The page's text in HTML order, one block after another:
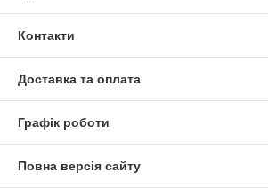
Контакти
Доставка та оплата
Графік роботи
Повна версія сайту